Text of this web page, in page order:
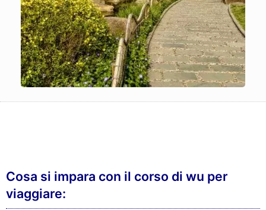
Cosa si impara con il corso di wu per
viaggiare: